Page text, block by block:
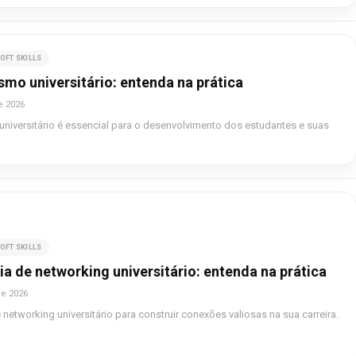
SKILLS
universitário: entenda na prática
2026
é essencial para o desenvolvimento dos estudantes e suas
SKILLS
de networking universitário: entenda na prática
2026
universitário para construir conexões valiosas na sua carreira.